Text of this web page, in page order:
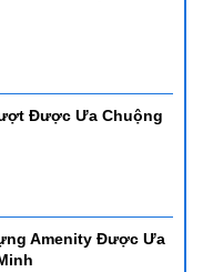
Được Ưa Chuộng
Amenity Được Ưa